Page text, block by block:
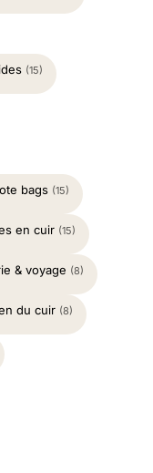
(15)
bags (15)
en cuir (15)
& voyage (8)
du cuir (8)